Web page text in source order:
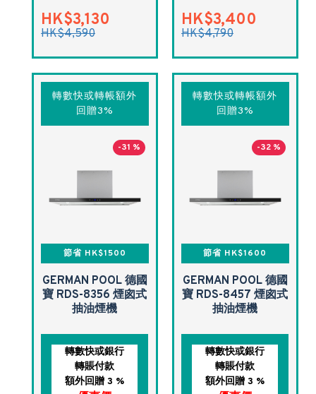
HK$3,130
HK$4,590
HK$3,400
HK$4,790
轉數快或轉帳額外
回贈3%
-31 %
節省 HK$1500
GERMAN POOL 德國
寶 RDS-8356 煙囪式
抽油煙機
轉數快或銀行
轉賬付款
額外回贈 3 %
轉數快或轉帳額外
回贈3%
-32 %
節省 HK$1600
GERMAN POOL 德國
寶 RDS-8457 煙囪式
抽油煙機
轉數快或銀行
轉賬付款
額外回贈 3 %